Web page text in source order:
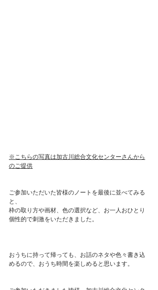
※こちらの写真は加古川総合文化センターさんから
のご提供
ご参加いただいた皆様のノートを最後に並べてみる
と、
枠の取り方や画材、色の選択など、お一人おひとり
個性的で刺激をいただきました。
おうちに持って帰っても、お話のネタや色々書き込
めるので、おうち時間を楽しめると思います。